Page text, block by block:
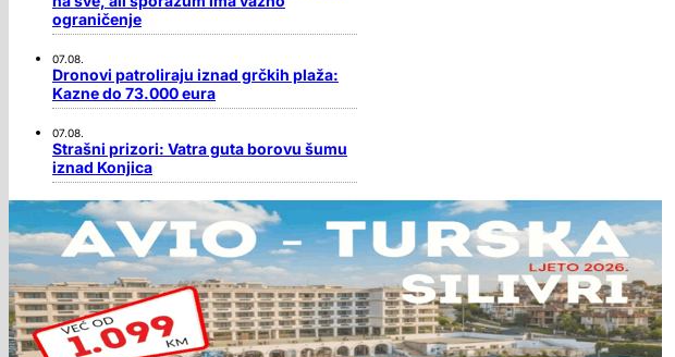
ograničenje
07.08.
Dronovi patroliraju iznad grčkih plaža:
Kazne do 73.000 eura
07.08.
Strašni prizori: Vatra guta borovu šumu
iznad Konjica